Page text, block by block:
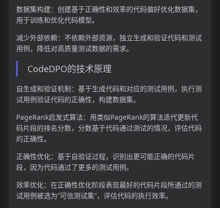
数据集构建：创建基于正确性和效率的代码偏好优化数据集，
用于训练和优化代码模型。
减少外部依赖：不依赖外部资源，独立生成和验证代码和测试
用例，降低对高质量测试数据的需求。
CodeDPO的技术原理
自生成和验证机制：基于生成代码和对应的测试用例，执行测
试用例验证代码的正确性，构建数据集。
PageRank启发式算法：用类似PageRank的算法迭代更新代
码片段的排名分数，分数基于代码通过测试的情况，评估代码
的正确性。
正确性优化：基于自验证过程，识别出更可能正确的代码片
段，因为代码通过了更多的测试用例。
效率优化：在正确性优化阶段表现最好的代码片段所通过的测
试用例被选为“可信测试集”，评估代码的执行效率。